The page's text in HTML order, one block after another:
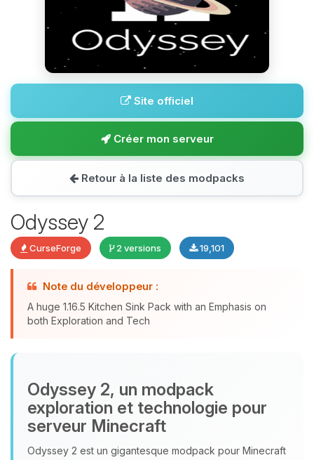
Site officiel
Créer mon serveur
Retour à la liste des modpacks
Odyssey 2
CurseForge 2 versions 19,101
Note du développeur :
A huge 1.16.5 Kitchen Sink Pack with an Emphasis on
both Exploration and Tech
Odyssey 2, un modpack
exploration et technologie pour
serveur Minecraft
Odyssey 2 est un gigantesque modpack pour Minecraft
parler ! Moi c’est Choupy, ton petit
assistant BoxToPlay. Dis-moi ce dont